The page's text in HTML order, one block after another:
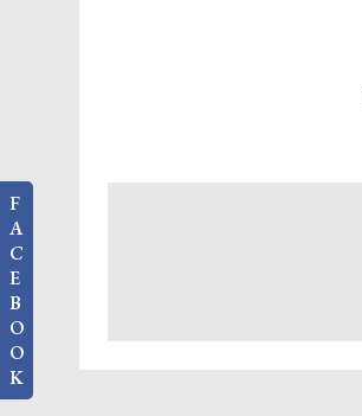
F
A
C
E
B
O
O
K